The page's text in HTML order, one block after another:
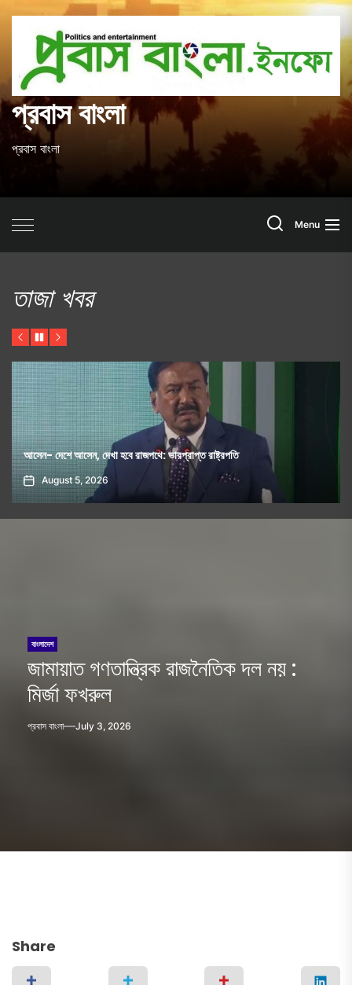
content
প্রবাস বাংলা
প্রবাস বাংলা
SearchMenu
তাজা খবর
Previous
PauseNext
ক্যালিফোর্নিয়া স্টেট আওয়ামি লীগের নতুন কমিটি ঘোষণা
August 7, 2026
বাংলাদেশ
জামায়াত গণতান্ত্রিক রাজনৈতিক দল নয় :
মির্জা ফখরুল
প্রবাস বাংলা July 3, 2026
Share